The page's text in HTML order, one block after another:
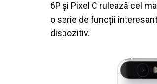
6P și Pixel C rulează cel
o serie de funcții
dispozitiv.